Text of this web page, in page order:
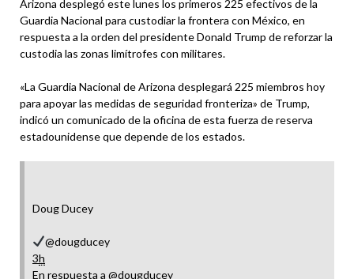
Arizona desplegó este lunes los primeros 225 efectivos de la
Guardia Nacional para custodiar la frontera con México, en
respuesta a la orden del presidente Donald Trump de reforzar la
custodia las zonas limítrofes con militares.
«La Guardia Nacional de Arizona desplegará 225 miembros hoy
para apoyar las medidas de seguridad fronteriza» de Trump,
indicó un comunicado de la oficina de esta fuerza de reserva
estadounidense que depende de los estados.
Doug Ducey
@dougducey
3h
En respuesta a @dougducey